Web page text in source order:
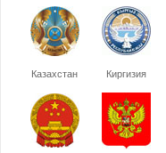
Казахстан Киргизия